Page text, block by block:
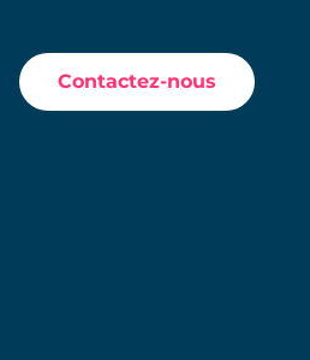
Contactez-nous